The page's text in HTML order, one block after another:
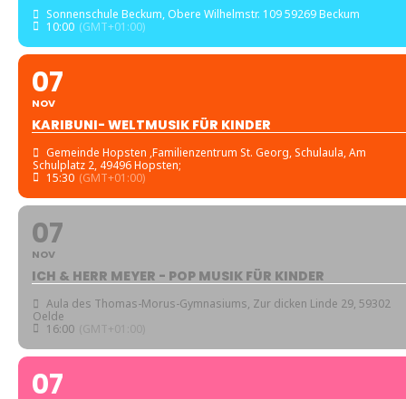
Sonnenschule Beckum, Obere Wilhelmstr. 109 59269 Beckum
10:00 (GMT+01:00)
07
NOV
KARIBUNI- WELTMUSIK FÜR KINDER
Gemeinde Hopsten ,Familienzentrum St. Georg, Schulaula, Am
Schulplatz 2, 49496 Hopsten;
15:30 (GMT+01:00)
07
NOV
ICH & HERR MEYER - POP MUSIK FÜR KINDER
Aula des Thomas-Morus-Gymnasiums, Zur dicken Linde 29, 59302
Oelde
16:00 (GMT+01:00)
07